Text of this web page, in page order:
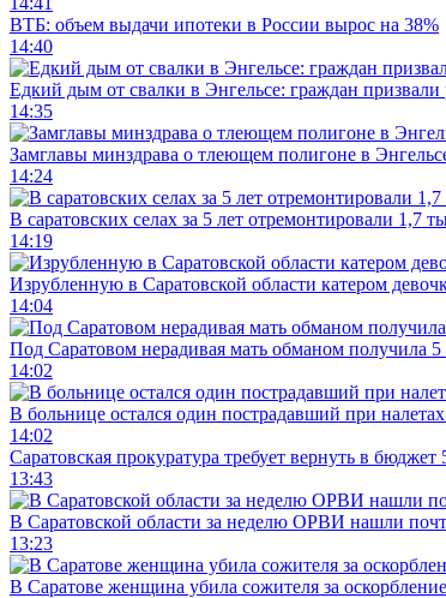
ВТБ: объем выдачи ипотеки в России вырос на 38%
14:40
Едкий дым от свалки в Энгельсе: граждан
14:35
Замглавы минздрава о тлеющем полигоне в
14:24
В саратовских селах за 5 лет отремонтировали 1,7
14:19
Изрубленную в Саратовской области катером
14:04
Под Саратовом нерадивая мать обманом получила
14:02
В больнице остался один пострадавший при
14:02
Саратовская прокуратура требует вернуть в бюджет
13:43
В Саратовской области за неделю ОРВИ нашли
13:23
В Саратове женщина убила сожителя за